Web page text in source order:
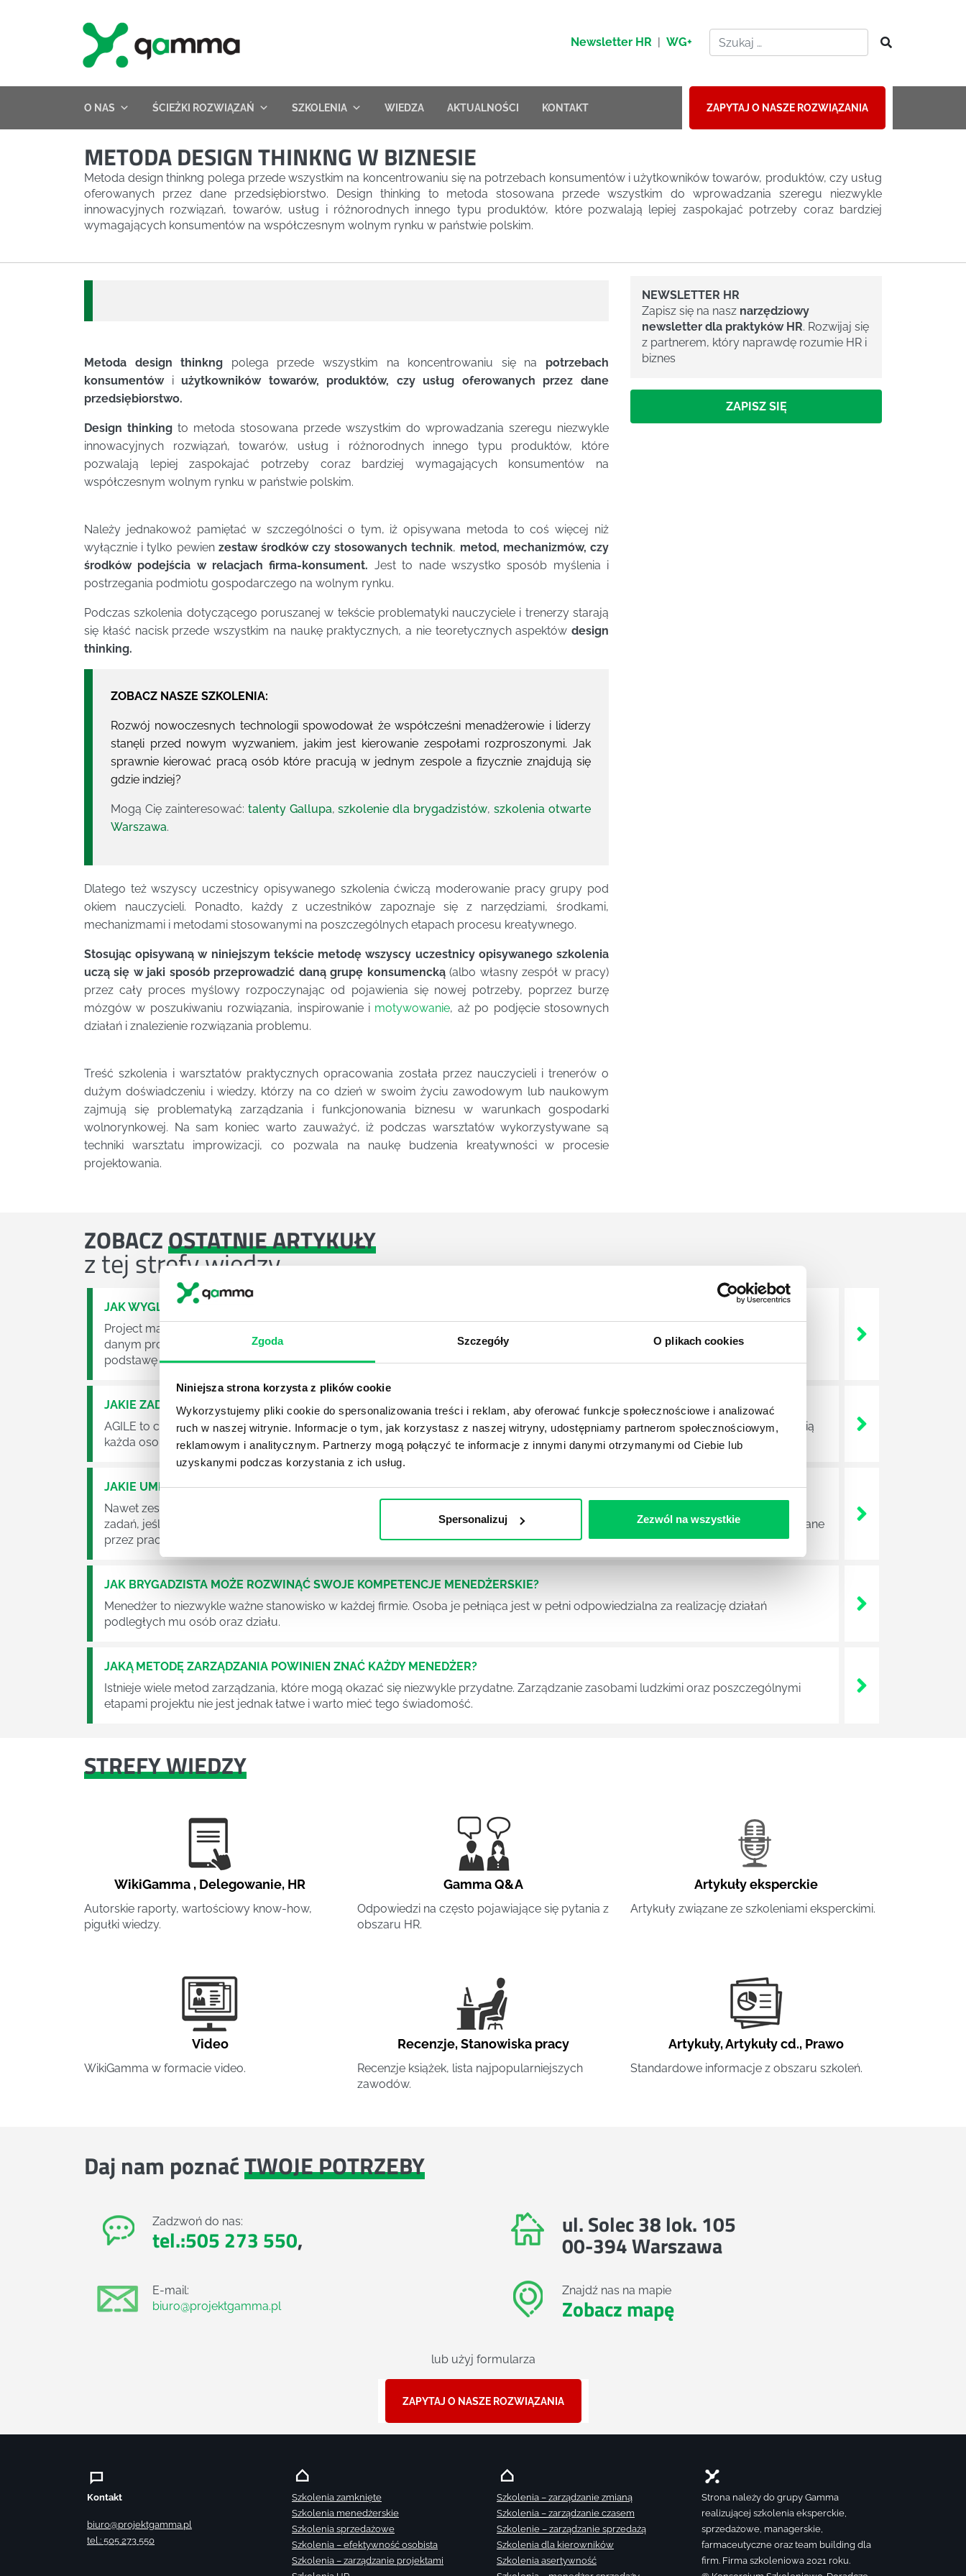
Zgoda Szczegóły O plikach cookies
Niniejsza strona korzysta z plików cookie
Wykorzystujemy pliki cookie do spersonalizowania treści i reklam, aby oferować funkcje społecznościowe i analizować
ruch w naszej witrynie. Informacje o tym, jak korzystasz z naszej witryny, udostępniamy partnerom społecznościowym,
reklamowym i analitycznym. Partnerzy mogą połączyć te informacje z innymi danymi otrzymanymi od Ciebie lub
uzyskanymi podczas korzystania z ich usług.
Spersonalizuj Zezwól na wszystkie
Newsletter HR | WG+
O NAS ŚCIEŻKI ROZWIĄZAŃ SZKOLENIA WIEDZA AKTUALNOŚCI KONTAKT ZAPYTAJ O NASZE ROZWIĄZANIA
METODA DESIGN THINKNG W BIZNESIE
Metoda design thinkng polega przede wszystkim na koncentrowaniu się na potrzebach konsumentów i użytkowników towarów, produktów, czy usług
oferowanych przez dane przedsiębiorstwo. Design thinking to metoda stosowana przede wszystkim do wprowadzania szeregu niezwykle
innowacyjnych rozwiązań, towarów, usług i różnorodnych innego typu produktów, które pozwalają lepiej zaspokajać potrzeby coraz bardziej
wymagających konsumentów na współczesnym wolnym rynku w państwie polskim.
Metoda design thinkng polega przede wszystkim na koncentrowaniu się na potrzebach
konsumentówi użytkowników towarów, produktów, czy usług oferowanych przez dane
przedsiębiorstwo.
Design thinking to metoda stosowana przede wszystkim do wprowadzania szeregu niezwykle
innowacyjnych rozwiązań, towarów, usług i różnorodnych innego typu produktów, które
pozwalają lepiej zaspokajać potrzeby coraz bardziej wymagających konsumentów na
współczesnym wolnym rynku w państwie polskim.
Należy jednakowoż pamiętać w szczególności o tym, iż opisywana metoda to coś więcej niż
wyłącznie i tylko pewien zestaw środków czy stosowanych technik, metod, mechanizmów, czy
środków podejścia w relacjach firma-konsument. Jest to nade wszystko sposób myślenia i
postrzegania podmiotu gospodarczego na wolnym rynku.
Podczas szkolenia dotyczącego poruszanej w tekście problematyki nauczyciele i trenerzy starają
się kłaść nacisk przede wszystkim na naukę praktycznych, a nie teoretycznych aspektów design
thinking.
ZOBACZ NASZE SZKOLENIA:
Rozwój nowoczesnych technologii spowodował że współcześni menadżerowie i liderzy
stanęli przed nowym wyzwaniem, jakim jest kierowanie zespołami rozproszonymi. Jak
sprawnie kierować pracą osób które pracują w jednym zespole a fizycznie znajdują się
gdzie indziej?
Mogą Cię zainteresować: talenty Gallupa,szkolenie dla brygadzistów,szkolenia otwarte
Warszawa.
Dlatego też wszyscy uczestnicy opisywanego szkolenia ćwiczą moderowanie pracy grupy pod
okiem nauczycieli. Ponadto, każdy z uczestników zapoznaje się z narzędziami, środkami,
mechanizmami i metodami stosowanymi na poszczególnych etapach procesu kreatywnego.
Stosując opisywaną w niniejszym tekście metodę wszyscy uczestnicy opisywanego szkolenia
uczą się w jaki sposób przeprowadzić daną grupę konsumencką(albo własny zespół w pracy)
przez cały proces myślowy rozpoczynając od pojawienia się nowej potrzeby, poprzez burzę
mózgów w poszukiwaniu rozwiązania, inspirowanie i motywowanie, aż po podjęcie stosownych
działań i znalezienie rozwiązania problemu.
Treść szkolenia i warsztatów praktycznych opracowania została przez nauczycieli i trenerów o
dużym doświadczeniu i wiedzy, którzy na co dzień w swoim życiu zawodowym lub naukowym
zajmują się problematyką zarządzania i funkcjonowania biznesu w warunkach gospodarki
wolnorynkowej. Na sam koniec warto zauważyć, iż podczas warsztatów wykorzystywane są
techniki warsztatu improwizacji, co pozwala na naukę budzenia kreatywności w procesie
projektowania.
NEWSLETTER HR
Zapisz się na nasz narzędziowy
newsletter dla praktyków HR. Rozwijaj się
z partnerem, który naprawdę rozumie HR i
biznes
ZAPISZ SIĘ
ZOBACZOSTATNIE ARTYKUŁY
z tej strefy wiedzy
JAK WYGLĄDA PRACA ZESPOŁÓW PROJEKTOWYCH W ZWINNEJ METODYCE?
Project management (czyli zarządzanie projektami) to szereg czynności mających na celu zrealizowanie wszystkich związanych z
danym projektem założeń. Zajmują się nim osoby wchodzące w skład specjalnych zespołów projektowych, a ich praca stanowi
podstawę działalności wielu przedsiębiorstw.
JAKIE ZADANIA MUSZĄ ZREALIZOWAĆ PRACOWNICY ZESPOŁU PROJEKTOWEGO?
AGILE to coraz popularniejsze w każdej większej (i mniejszej) firmie pojęcie związane z realizacją projektów biznesowych. Z pewnością
każda osoba zatrudniona w takim miejscu choć raz się z nim spotkała.
JAKIE UMIEJĘTNOŚCI MENEDŻERSKIE POWINIEN MIEĆ BRYGADZISTA?
Nawet zespół złożony z doskonale wykształconych i kompetentnych pracowników nie będzie w stanie sprawnie realizować swoich
zadań, jeśli zabraknie w nim odpowiedniego kierownictwa. Zawsze niezbędna jest osoba nadzorująca wszystkie czynności wykonywane
przez pracowników.
JAK BRYGADZISTA MOŻE ROZWINĄĆ SWOJE KOMPETENCJE MENEDŻERSKIE?
Menedżer to niezwykle ważne stanowisko w każdej firmie. Osoba je pełniąca jest w pełni odpowiedzialna za realizację działań
podległych mu osób oraz działu.
JAKĄ METODĘ ZARZĄDZANIA POWINIEN ZNAĆ KAŻDY MENEDŻER?
Istnieje wiele metod zarządzania, które mogą okazać się niezwykle przydatne. Zarządzanie zasobami ludzkimi oraz poszczególnymi
etapami projektu nie jest jednak łatwe i warto mieć tego świadomość.
STREFY WIEDZY
WikiGamma , Delegowanie, HR
Autorskie raporty, wartościowy know-how,
pigułki wiedzy.
Gamma Q&A
Odpowiedzi na często pojawiające się pytania z
obszaru HR.
Artykuły eksperckie
Artykuły związane ze szkoleniami eksperckimi.
Video
WikiGamma w formacie video.
Recenzje,Stanowiska pracy
Recenzje książek, lista najpopularniejszych
zawodów.
Artykuły,Artykuły cd., Prawo
Standardowe informacje z obszaru szkoleń.
Daj nam poznaćTWOJE POTRZEBY
Zadzwoń do nas:
tel.:505 273 550,
E-mail:
biuro@projektgamma.pl
ul. Solec 38 lok. 105
00-394 Warszawa
Znajdź nas na mapie
Zobacz mapę
lub użyj formularza
ZAPYTAJ O NASZE ROZWIĄZANIA
Kontakt
biuro@projektgamma.pl
tel.: 505 273 550
Szkolenia zamknięte
Szkolenia menedżerskie
Szkolenia sprzedażowe
Szkolenia – efektywność osobista
Szkolenia – zarządzanie projektami
Szkolenia – zarządzanie zmianą
Szkolenia – zarządzanie czasem
Szkolenie – zarządzanie sprzedażą
Szkolenia dla kierowników
Szkolenia asertywność
Strona należy do grupy Gamma
realizującej szkolenia eksperckie,
sprzedażowe, managerskie,
farmaceutyczne oraz team building dla
firm. Firma szkoleniowa 2021 roku.